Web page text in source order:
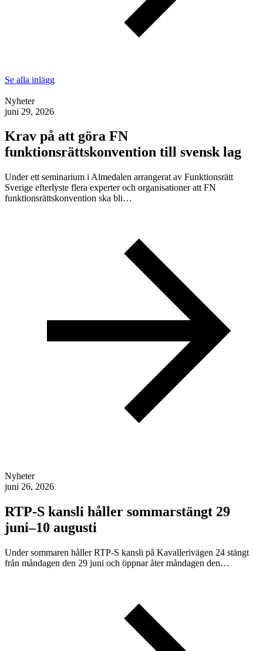
Se alla inlägg
Nyheter
juni 29, 2026
Krav på att göra FN
funktionsrättskonvention till svensk lag
Under ett seminarium i Almedalen arrangerat av Funktionsrätt
Sverige efterlyste flera experter och organisationer att FN
funktionsrättskonvention ska bli…
Nyheter
juni 26, 2026
RTP-S kansli håller sommarstängt 29
juni–10 augusti
Under sommaren håller RTP-S kansli på Kavallerivägen 24 stängt
från måndagen den 29 juni och öppnar åter måndagen den…